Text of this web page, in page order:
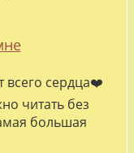
всего сердца❤️
читать без
большая